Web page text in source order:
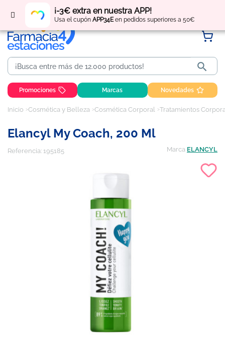
¡-3€ extra en nuestra APP!
Usa el cupón APP34Een pedidos superiores a 50€
Regístratey obtén puntos por tus compras

Promociones Marcas Novedades
Inicio Cosmética y Belleza Cosmética Corporal Tratamientos
Elancyl My Coach, 200 Ml
Referencia: 195185 Marca ELANCYL